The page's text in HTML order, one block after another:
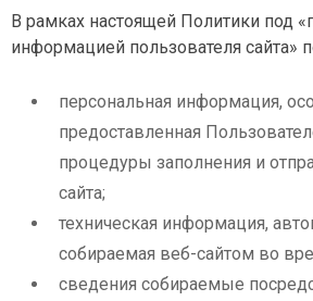
В рамках настоящей Политики под
информацией пользователя сайта»
персональная информация,
предоставленная
процедуры заполнения и
сайта;
техническая информация,
собираемая веб-сайтом во
сведения собираемые